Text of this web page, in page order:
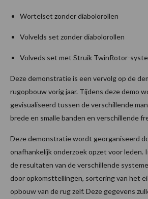
Wortelset zonder diabolorollen
Volvelds set zonder diabolorollen
Volveds set met Struik TwinRotor-
Deze demonstratie is een vervolg op de
rugopbouw vorig jaar. Tijdens deze demo
gevisualiseerd tussen de verschillende
brede en smalle banden en verschillende
Deze demonstratie wordt georganiseerd
onafhankelijk onderzoek opzet voor leden.
de resultaten van de verschillende
door opkomsttellingen, sortering van het
opbouw van de rug zelf. Deze gegevens